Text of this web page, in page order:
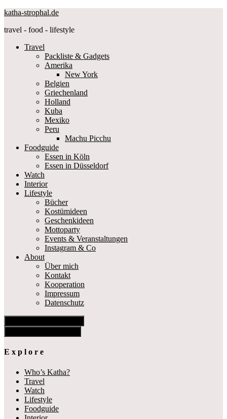
katha-strophal.de
travel - food - lifestyle
Travel
Packliste & Gadgets
Amerika
New York
Belgien
Griechenland
Holland
Kuba
Mexiko
Peru
Machu Picchu
Foodguide
Essen in Köln
Essen in Düsseldorf
Watch
Interior
Lifestyle
Bücher
Kostümideen
Geschenkideen
Mottoparty
Events & Veranstaltungen
Instagram & Co
About
Über mich
Kontakt
Kooperation
Impressum
Datenschutz
E x p l o r e
Who’s Katha?
Travel
Watch
Lifestyle
Foodguide